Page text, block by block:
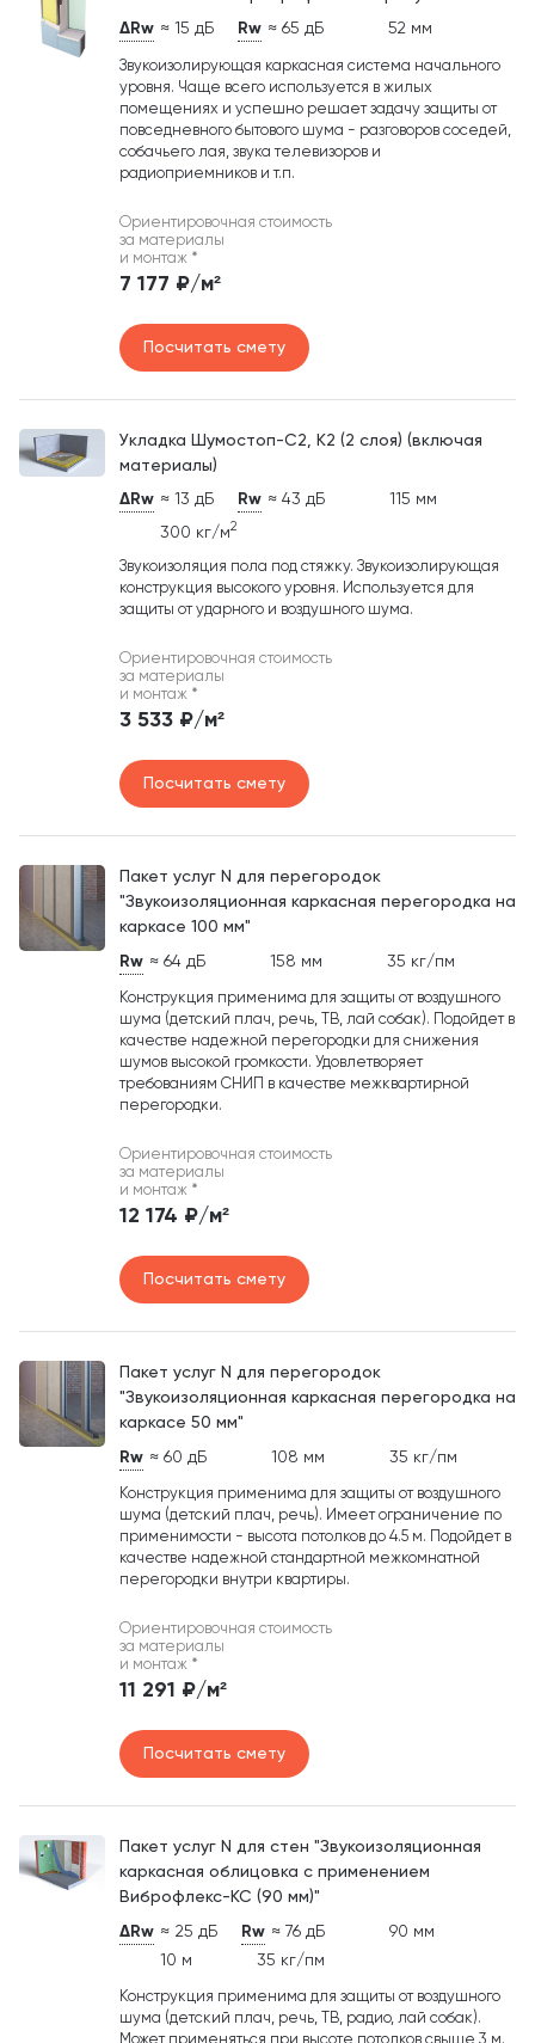
ΔRw ≈ 15 дБ Rw ≈ 65 дБ 52 мм
Звукоизолирующая каркасная система начального
уровня. Чаще всего используется в жилых
помещениях и успешно решает задачу защиты от
повседневного бытового шума - разговоров соседей,
собачьего лая, звука телевизоров и
радиоприемников и т.п.
Ориентировочная стоимость
за материалы
и монтаж *
7 177 ₽/м²
Посчитать смету
Укладка Шумостоп-С2, К2 (2 слоя) (включая
материалы)
ΔRw ≈ 13 дБ Rw ≈ 43 дБ
115 мм
300 кг/м2
Звукоизоляция пола под стяжку. Звукоизолирующая
конструкция высокого уровня. Используется для
защиты от ударного и воздушного шума.
Ориентировочная стоимость
за материалы
и монтаж *
3 533 ₽/м²
Посчитать смету
Пакет услуг N для перегородок
"Звукоизоляционная каркасная перегородка на
каркасе 100 мм"
Rw ≈ 64 дБ 158 мм 35 кг/пм
Конструкция применима для защиты от воздушного
шума (детский плач, речь, ТВ, лай собак). Подойдет в
качестве надежной перегородки для снижения
шумов высокой громкости. Удовлетворяет
требованиям СНИП в качестве межквартирной
перегородки.
Ориентировочная стоимость
за материалы
и монтаж *
12 174 ₽/м²
Посчитать смету
Пакет услуг N для перегородок
"Звукоизоляционная каркасная перегородка на
каркасе 50 мм"
Rw ≈ 60 дБ 108 мм 35 кг/пм
Конструкция применима для защиты от воздушного
шума (детский плач, речь). Имеет ограничение по
применимости - высота потолков до 4.5 м. Подойдет в
качестве надежной стандартной межкомнатной
перегородки внутри квартиры.
Ориентировочная стоимость
за материалы
и монтаж *
11 291 ₽/м²
Посчитать смету
Пакет услуг N для стен "Звукоизоляционная
каркасная облицовка с применением
Виброфлекс-КС (90 мм)"
ΔRw ≈ 25 дБ Rw ≈ 76 дБ
90 мм
10 м
35 кг/пм
Конструкция применима для защиты от воздушного
шума (детский плач, речь, ТВ, радио, лай собак).